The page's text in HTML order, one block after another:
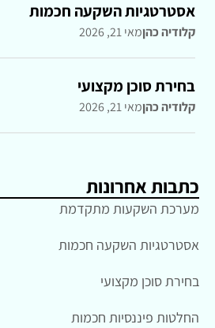
אסטרטגיות השקעה חכמות
קלודיה כהןמאי 21, 2026
בחירת סוכן מקצועי
קלודיה כהןמאי 21, 2026
כתבות אחרונות
מערכת השקעות מתקדמת
אסטרטגיות השקעה חכמות
בחירת סוכן מקצועי
החלטות פיננסיות חכמות